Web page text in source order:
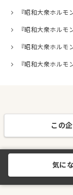
『昭和大衆ホルモ
『昭和大衆ホルモ
『昭和大衆ホルモ
『昭和大衆ホルモ
この
気に